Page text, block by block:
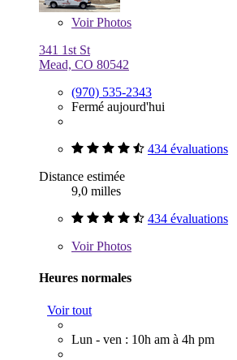
VoirPhotos
341 1st St
Mead, CO 80542
(970) 535-2343
Fermé aujourd'hui
434 évaluations
Distance estimée
9,0 milles
434 évaluations
VoirPhotos
Heures normales
Voir tout
Lun - ven : 10h am à 4h pm